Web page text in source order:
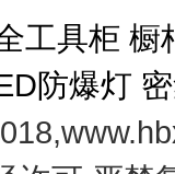
工具柜 橱
防爆灯